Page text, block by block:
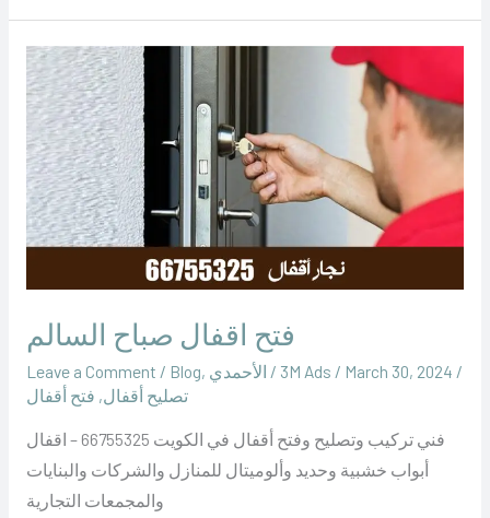
فتح اقفال صباح السالم
Leave a Comment / Blog, الأحمدي / / March 30, 2024 /
تصليح أقفال, فتح أقفال
فني تركيب وتصليح وفتح أقفال في الكويت 66755325 – اقفال
أبواب خشبية وحديد وألوميتال للمنازل والشركات والبنايات
والمجمعات التجارية
فتح
اقفال
صباح
السالم